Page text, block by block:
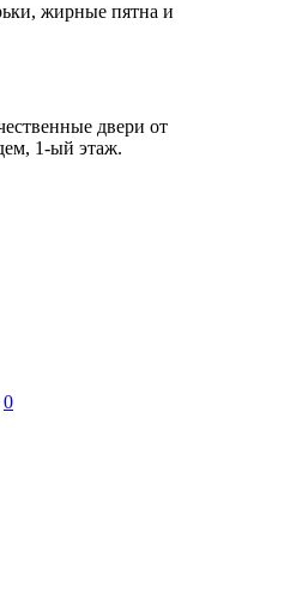
жирные пятна и
двери от
1-ый этаж.
0